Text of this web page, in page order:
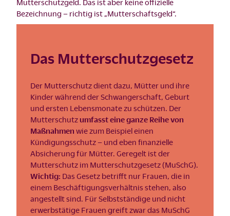
Mutterschutzgeld. Das ist aber keine offizielle
Bezeichnung – richtig ist „Mutterschaftsgeld“.
Das Mutterschutzgesetz
Der Mutterschutz dient dazu, Mütter und ihre
Kinder während der Schwangerschaft, Geburt
und ersten Lebensmonate zu schützen. Der
Mutterschutzumfasst eine ganze Reihe von
Maßnahmen wie zum Beispiel einen
Kündigungsschutz – und eben finanzielle
Absicherung für Mütter. Geregelt ist der
Mutterschutz im Mutterschutzgesetz (MuSchG).
Wichtig: Das Gesetz betrifft nur Frauen, die in
einem Beschäftigungsverhältnis stehen, also
angestellt sind. Für Selbstständige und nicht
erwerbstätige Frauen greift zwar das MuSchG